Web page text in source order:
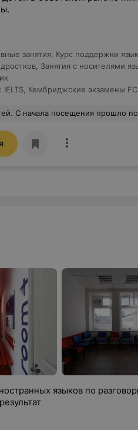
занятия Курс поддержки
Занятия с носителями
: IELTS Кембриджские экзамены
школе по англискому достаточно выросли, с 5-6 до 8-9, планирую чтобы ходил и
языков по